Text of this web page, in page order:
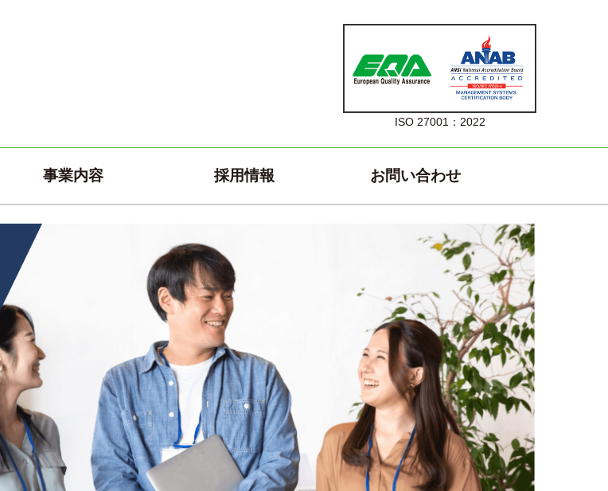
ISO 27001：2022
事業内容 採用情報 お問い合わせ